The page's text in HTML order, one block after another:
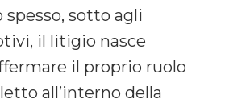
sotto agli
il litigio nasce
il proprio ruolo
all’interno della